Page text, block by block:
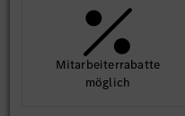
Mit­arbeiter­rabatte
möglich